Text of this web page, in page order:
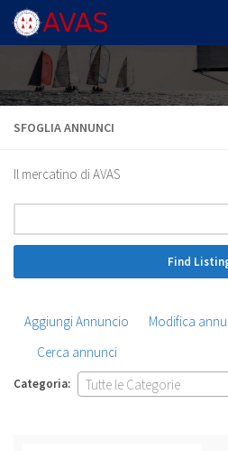
Salta al contenuto
SFOGLIA ANNUNCI
Il mercatino di AVAS
per:
Aggiungi Annuncio Modifica
Cerca annunci
Categoria:
Tutte le Categorie